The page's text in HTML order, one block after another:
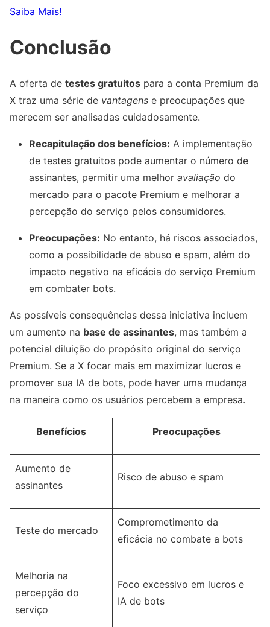
Saiba Mais!
Conclusão
A oferta de testes gratuitos para a conta Premium da
X traz uma série de vantagens e preocupações que
merecem ser analisadas cuidadosamente.
Recapitulação dos benefícios: A implementação
de testes gratuitos pode aumentar o número de
assinantes, permitir uma melhor avaliação do
mercado para o pacote Premium e melhorar a
percepção do serviço pelos consumidores.
Preocupações: No entanto, há riscos associados,
como a possibilidade de abuso e spam, além do
impacto negativo na eficácia do serviço Premium
em combater bots.
As possíveis consequências dessa iniciativa incluem
um aumento na base de assinantes, mas também a
potencial diluição do propósito original do serviço
Premium. Se a X focar mais em maximizar lucros e
promover sua IA de bots, pode haver uma mudança
na maneira como os usuários percebem a empresa.
Benefícios Preocupações
Aumento de
assinantes
Risco de abuso e spam
Teste do mercado
Comprometimento da
eficácia no combate a bots
Melhoria na
percepção do
serviço
Foco excessivo em lucros e
IA de bots